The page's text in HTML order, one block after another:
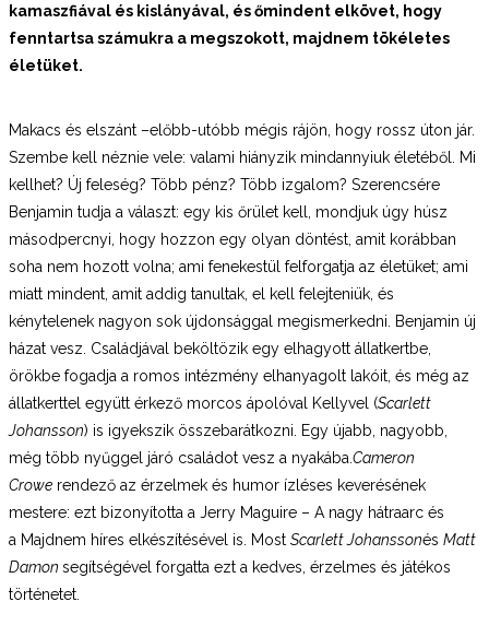
kamaszfiával és kislányával, és őmindent elkövet, hogy
fenntartsa számukra a megszokott, majdnem tökéletes
életüket.
Makacs és elszánt –előbb-utóbb mégis rájön, hogy rossz úton jár.
Szembe kell néznie vele: valami hiányzik mindannyiuk életéből. Mi
kellhet? Új feleség? Több pénz? Több izgalom? Szerencsére
Benjamin tudja a választ: egy kis őrület kell, mondjuk úgy húsz
másodpercnyi, hogy hozzon egy olyan döntést, amit korábban
soha nem hozott volna; ami fenekestül felforgatja az életüket; ami
miatt mindent, amit addig tanultak, el kell felejteniük, és
kénytelenek nagyon sok újdonsággal megismerkedni. Benjamin új
házat vesz. Családjával beköltözik egy elhagyott állatkertbe,
örökbe fogadja a romos intézmény elhanyagolt lakóit, és még az
állatkerttel együtt érkező morcos ápolóval Kellyvel (Scarlett
Johansson) is igyekszik összebarátkozni. Egy újabb, nagyobb,
még több nyűggel járó családot vesz a nyakába. Cameron
Crowe rendező az érzelmek és humor ízléses keverésének
mestere: ezt bizonyította a Jerry Maguire – A nagy hátraarc és
a Majdnem híres elkészítésével is. Most Scarlett Johanssonés Matt
Damon segítségével forgatta ezt a kedves, érzelmes és játékos
történetet.